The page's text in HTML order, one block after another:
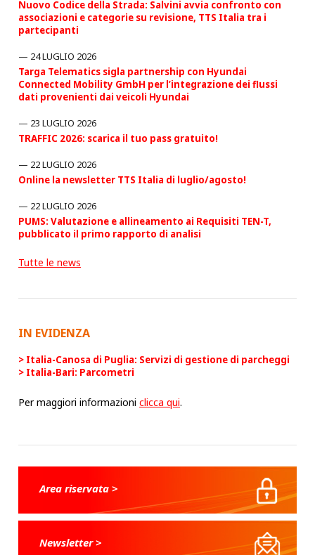
Nuovo Codice della Strada: Salvini avvia confronto con
associazioni e categorie su revisione, TTS Italia tra i
partecipanti
24 LUGLIO 2026
Targa Telematics sigla partnership con Hyundai
Connected Mobility GmbH per l’integrazione dei flussi
dati provenienti dai veicoli Hyundai
23 LUGLIO 2026
TRAFFIC 2026: scarica il tuo pass gratuito!
22 LUGLIO 2026
Online la newsletter TTS Italia di luglio/agosto!
22 LUGLIO 2026
PUMS: Valutazione e allineamento ai Requisiti TEN-T,
pubblicato il primo rapporto di analisi
Tutte le news
IN EVIDENZA
Italia-Canosa di Puglia: Servizi di gestione di parcheggi
Italia-Bari: Parcometri
Per maggiori informazioniclicca qui.
Area riservata >
Newsletter >